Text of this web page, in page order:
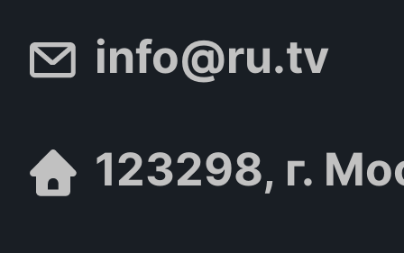
info@ru.tv
123298, г.